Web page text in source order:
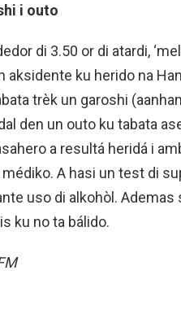
i outo
di 3.50 or di atardi,
ku herido na
trèk un garoshi
den un outo ku tabata
a resultá heridá i
A hasi un test di
uso di alkohòl. Ademas
ku no ta bálido.